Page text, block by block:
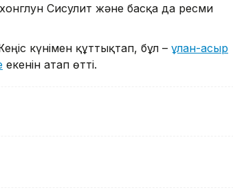
Сисулит және басқа да ресми
күнімен құттықтап, бұл – ұлан-асыр
екенін атап өтті.